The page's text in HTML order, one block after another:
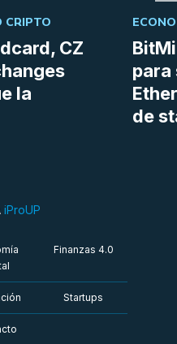
CZ
la
CRIPTO
para
de
iProUP
Finanzas 4.0
Startups